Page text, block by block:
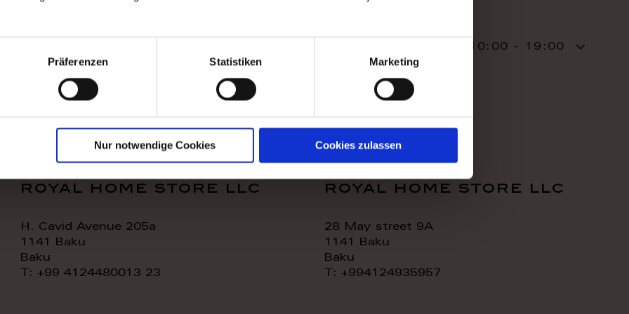
Präferenzen Statistiken Marketing
Nur notwendige Cookies Cookies zulassen
CONTACT:
10:00 - 19:00
CONTACT:
royal home store llc
H. Cavid Avenue 205a
1141 Baku
Baku
T: +99 4124480013 23
royal home store llc
28 May street 9A
1141 Baku
Baku
T: +994124935957